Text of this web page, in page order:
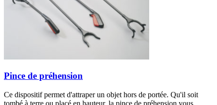
Pince de préhension
Ce dispositif permet d'attraper un objet hors de portée. Qu'il soit
tombé à terre ou placé en hauteur, la pince de préhension vous